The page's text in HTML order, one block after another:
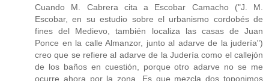
Cuando M. Cabrera cita a Escobar Camacho ("J. M.
Escobar, en su estudio sobre el urbanismo cordobés de
fines del Medievo, también localiza las casas de Juan
Ponce en la calle Almanzor, junto al adarve de la judería")
creo que se refiere al adarve de la Judería como el callejón
de los baños en cuestión, porque otro adarve no se me
ocurre ahora por la zona. Es que mezcla dos toponimos